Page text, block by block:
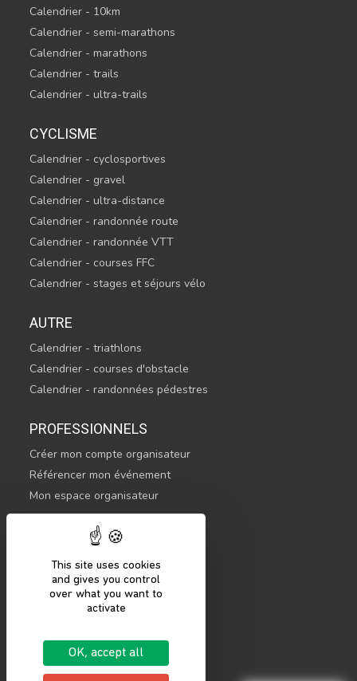
This site uses cookies
and gives you control
over what you want to
activate
OK, accept all
Calendrier - 10km
Calendrier - semi-marathons
Calendrier - marathons
Calendrier - trails
Calendrier - ultra-trails
CYCLISME
Calendrier - cyclosportives
Calendrier - gravel
Calendrier - ultra-distance
Calendrier - randonnée route
Calendrier - randonnée VTT
Calendrier - courses FFC
Calendrier - stages et séjours vélo
AUTRE
Calendrier - triathlons
Calendrier - courses d'obstacle
Calendrier - randonnées pédestres
PROFESSIONNELS
Créer mon compte organisateur
Référencer mon événement
Mon espace organisateur
CONTACTEZ-NOUS
COMMENCER
Se connecter
Mentions légales